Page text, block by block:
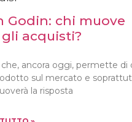
Godin: chi muove
acquisti?
ancora oggi, permette di
sul mercato e
la risposta